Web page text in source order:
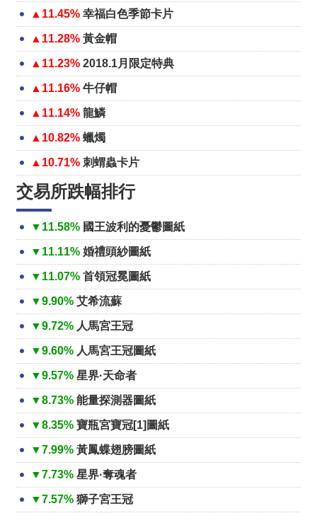
▲11.45% 幸福白色季節卡片
▲11.28% 黃金帽
▲11.23% 2018.1月限定特典
▲11.16% 牛仔帽
▲11.14% 龍鱗
▲10.82% 蠟燭
▲10.71% 刺蝟蟲卡片
交易所跌幅排行
▼11.58% 國王波利的憂鬱圖紙
▼11.11% 婚禮頭紗圖紙
▼11.07% 首領冠冕圖紙
▼9.90% 艾希流蘇
▼9.72% 人馬宮王冠
▼9.60% 人馬宮王冠圖紙
▼9.57% 星界·天命者
▼8.73% 能量探測器圖紙
▼8.35% 寶瓶宮寶冠[1]圖紙
▼7.99% 黃鳳蝶翅膀圖紙
▼7.73% 星界·奪魂者
▼7.57% 獅子宮王冠